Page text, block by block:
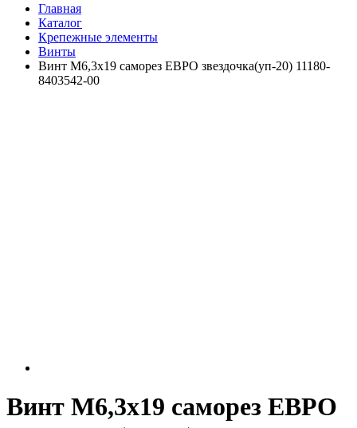
Главная
Каталог
Крепежные элементы
Винты
Винт М6,3х19 саморез ЕВРО звездочка(уп-20) 11180-
8403542-00
Винт М6,3х19 саморез ЕВРО